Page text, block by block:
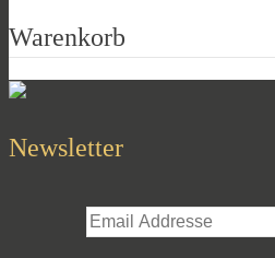
Warenkorb
Newsletter